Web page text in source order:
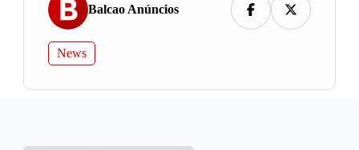
Balcao Anúncios
News